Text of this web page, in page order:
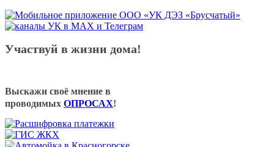
Участвуй в жизни дома!
Выскажи своё мнение в
проводимых ОПРОСАХ!